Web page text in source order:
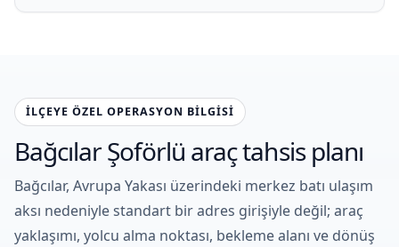
İLÇEYE ÖZEL OPERASYON BILGISI
Bağcılar Şoförlü araç tahsis planı
Bağcılar, Avrupa Yakası üzerindeki merkez batı ulaşım
aksı nedeniyle standart bir adres girişiyle değil; araç
yaklaşımı, yolcu alma noktası, bekleme alanı ve dönüş